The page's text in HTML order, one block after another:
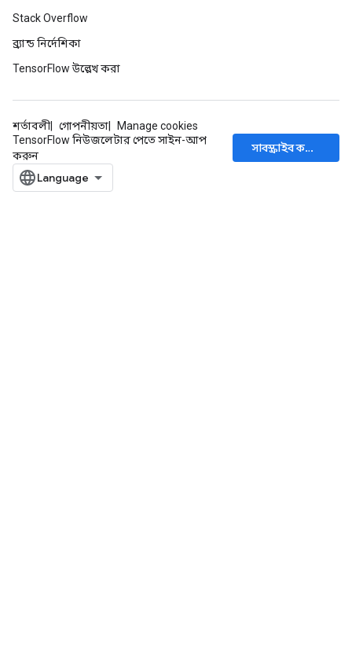
Stack Overflow
ব্র্যান্ড নির্দেশিকা
TensorFlow উল্লেখ করা
শর্তাবলী গোপনীয়তা
Manage cookies
TensorFlow নিউজলেটার পেতে সাইন-আপ
করুন
সাবস্ক্রাইব করুন